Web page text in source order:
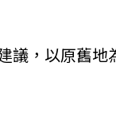
議，以原舊